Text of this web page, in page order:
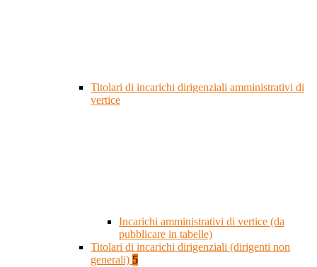
Titolari di incarichi dirigenziali amministrativi di
vertice
Incarichi amministrativi di vertice (da
pubblicare in tabelle)
Titolari di incarichi dirigenziali (dirigenti non
generali) 5